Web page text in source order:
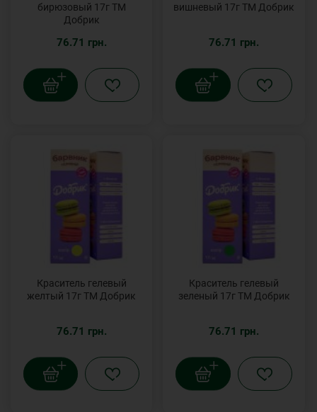
бирюзовый 17г ТМ
Добрик
76.71 грн.
вишневый 17г ТМ Добрик
76.71 грн.
Краситель гелевый
желтый 17г ТМ Добрик
76.71 грн.
Краситель гелевый
зеленый 17г ТМ Добрик
76.71 грн.